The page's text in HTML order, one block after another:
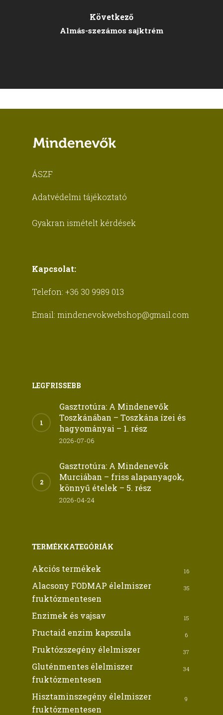
Következő
Almás-szezámos sajktrém
ÁSZF
Adatvédelmi tájékoztató
Gyakran ismételt kérdések
Kapcsolat:
Telefon: +36 30 9989 013
Email: mindenevokwebshop@gmail.com
LEGFRISSEBB
Gasztrotúra: A Mindenevők
Toszkánában – Toszkána ízei és
hagyományai – 1. rész
2026-07-06
Gasztrotúra: A Mindenevők
Murciában – friss alapanyagok,
könnyű ételek – 5. rész
2026-04-24
TERMÉKKATEGÓRIÁK
Akciós termékek 16
Alacsony FODMAP élelmiszer
fruktózmentesen
35
Enzimek és vajsav 15
Fructaid enzim kapszula 6
Fruktózszegény élelmiszer 37
Gluténmentes élelmiszer
fruktózmentesen
34
Hisztaminszegény élelmiszer
fruktózmentesen
9